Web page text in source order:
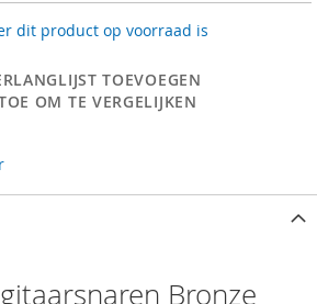
dit product op voorraad is
TOEVOEGEN
OM TE VERGELIJKEN
Bronze